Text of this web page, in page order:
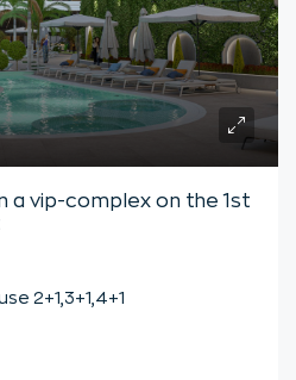
a vip-complex on the 1st
2+1,3+1,4+1